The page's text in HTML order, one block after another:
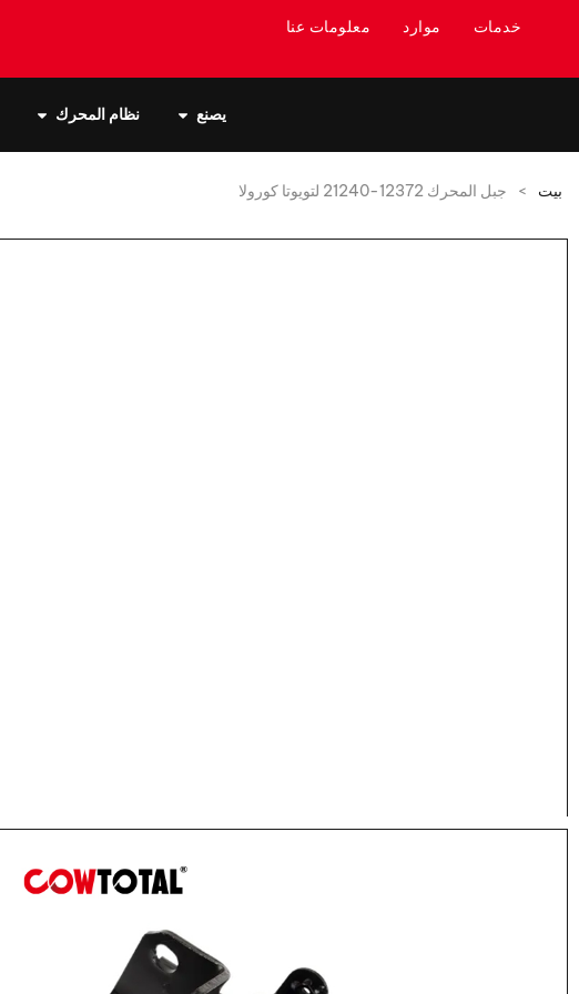
خدمات موارد معلومات عنا
يصنع نظام المحرك
بيت > جبل المحرك 12372-21240 لتويوتا كورولا